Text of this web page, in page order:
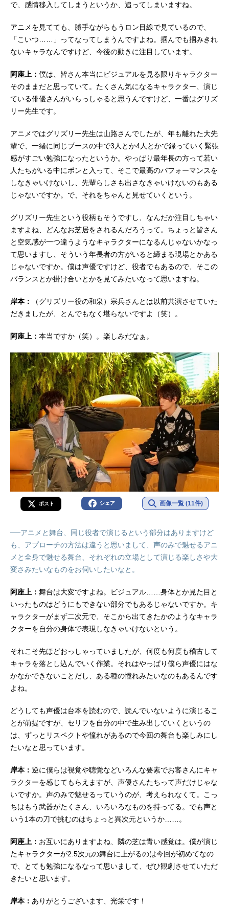
で、感情移入してしまうというか、追ってしまいますね。
アニメを見てても、勝手ながらもうロン目線で見ているので、
「こいつ……」ってなってしまうんですよね。掴んでも掴みきれ
ないキャラなんですけど、今後の動きに注目しています。
阿座上： 僕は、皆さん本当にビジュアルを見る限りキャラクター
そのままだと思っていて。たくさん気になるキャラクター、演じ
ている俳優さんがいらっしゃると思うんですけど、一番はグリズ
リー先生です。
アニメではグリズリー先生は山路さんでしたが、年も離れた大先
輩で、一緒に同じブースの中で3人とか4人とかで録っていく緊張
感がすごい勉強になったというか。やっぱり最年長の方って若い
人たちがいる中にポンと入って、そこで最高のパフォーマンスを
しなきゃいけないし、先輩らしさも出さなきゃいけないのもある
じゃないですか。で、それをちゃんと見せていくという。
グリズリー先生という役柄もそうですし、なんだか注目しちゃい
ますよね、どんなお芝居をされるんだろうって。ちょっと皆さん
と空気感が一つ違うようなキャラクターになるんじゃないかなっ
て思いますし、そういう年長者の方がいると締まる現場とかある
じゃないですか。僕は声優ですけど、役者でもあるので、そこの
バランスとか掛け合いとかを見てみたいなって思いますね。
岸本：
（グリズリー役の和泉）宗兵さんとは以前共演させていた
だきましたが、とんでもなく堪らないですよ（笑）。
阿座上： 本当ですか（笑）。楽しみだなぁ。
ポスト シェア 画像一覧 (11件)
──アニメと舞台、同じ役者で演じるという部分はありますけど
も、アプローチの方法は違うと思いまして、声のみで魅せるアニ
メと全身で魅せる舞台、それぞれの立場として演じる楽しさや大
変さみたいなものをお伺いしたいなと。
阿座上： 舞台は大変ですよね。ビジュアル……身体とか見た目と
いったものはどうにもできない部分でもあるじゃないですか。キ
ャラクターがまず二次元で、そこから出てきたかのようなキャラ
クターを自分の身体で表現しなきゃいけないという。
それこそ先ほどおっしゃっていましたが、何度も何度も稽古して
キャラを落とし込んでいく作業。それはやっぱり僕ら声優にはな
かなかできないことだし、ある種の憧れみたいなのもあるんです
よね。
どうしても声優は台本を読むので、読んでいないように演じるこ
とが前提ですが、セリフを自分の中で生み出していくというの
は、ずっとリスペクトや憧れがあるので今回の舞台も楽しみにし
たいなと思っています。
岸本： 逆に僕らは視覚や聴覚などいろんな要素でお客さんにキャ
ラクターを感じてもらえますが、声優さんたちって声だけじゃな
いですか。声のみで魅せるっていうのが、考えられなくて。こっ
ちはもう武器がたくさん、いろいろなものを持ってる。でも声と
いう1本の刀で挑むのはちょっと異次元というか……。
阿座上： お互いにありますよね、隣の芝は青い感覚は。僕が演じ
たキャラクターが2.5次元の舞台に上がるのは今回が初めてなの
で、とても勉強になるなって思いまして、ぜひ観劇させていただ
きたいと思います。
岸本： ありがとうございます、光栄です！